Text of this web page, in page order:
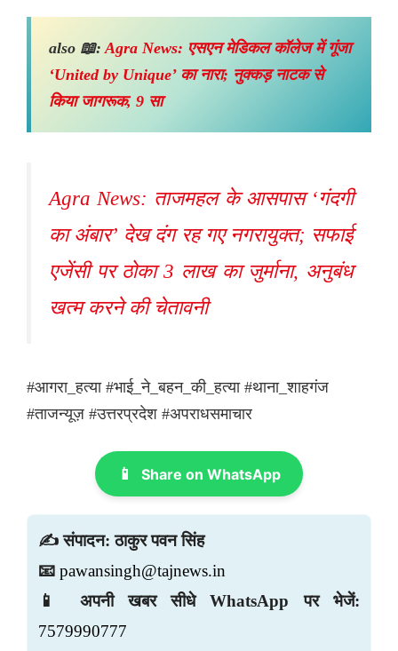
also 📖: Agra News: एसएन मेडिकल कॉलेज में गूंजा
‘United by Unique’ का नारा; नुक्कड़ नाटक से
किया जागरूक, 9 सा
Agra News: ताजमहल के आसपास ‘गंदगी
का अंबार’ देख दंग रह गए नगरायुक्त; सफाई
एजेंसी पर ठोका 3 लाख का जुर्माना, अनुबंध
खत्म करने की चेतावनी
#आगरा_हत्या #भाई_ने_बहन_की_हत्या #थाना_शाहगंज
#ताजन्यूज़ #उत्तरप्रदेश #अपराधसमाचार
📱 Share on WhatsApp
✍️ संपादन: ठाकुर पवन सिंह
📧 pawansingh@tajnews.in
📱 अपनी खबर सीधे WhatsApp पर भेजें:
7579990777